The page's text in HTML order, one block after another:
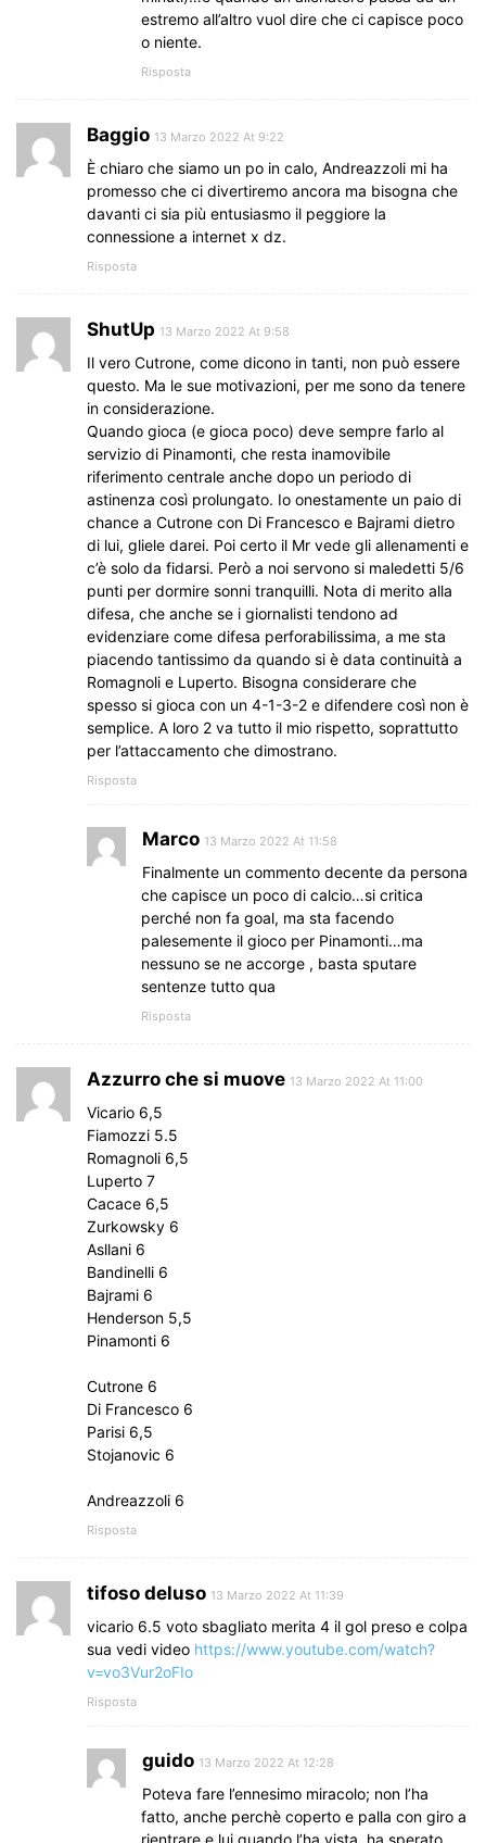
estremo all’altro vuol dire che ci capisce poco
o niente.
Risposta
Baggio 13 Marzo 2022 At 9:22
È chiaro che siamo un po in calo, Andreazzoli mi ha
promesso che ci divertiremo ancora ma bisogna che
davanti ci sia più entusiasmo il peggiore la
connessione a internet x dz.
Risposta
ShutUp 13 Marzo 2022 At 9:58
Il vero Cutrone, come dicono in tanti, non può essere
questo. Ma le sue motivazioni, per me sono da tenere
in considerazione.
Quando gioca (e gioca poco) deve sempre farlo al
servizio di Pinamonti, che resta inamovibile
riferimento centrale anche dopo un periodo di
astinenza così prolungato. Io onestamente un paio di
chance a Cutrone con Di Francesco e Bajrami dietro
di lui, gliele darei. Poi certo il Mr vede gli allenamenti e
c’è solo da fidarsi. Però a noi servono si maledetti 5/6
punti per dormire sonni tranquilli. Nota di merito alla
difesa, che anche se i giornalisti tendono ad
evidenziare come difesa perforabilissima, a me sta
piacendo tantissimo da quando si è data continuità a
Romagnoli e Luperto. Bisogna considerare che
spesso si gioca con un 4-1-3-2 e difendere così non è
semplice. A loro 2 va tutto il mio rispetto, soprattutto
per l’attaccamento che dimostrano.
Risposta
Marco 13 Marzo 2022 At 11:58
Finalmente un commento decente da persona
che capisce un poco di calcio…si critica
perché non fa goal, ma sta facendo
palesemente il gioco per Pinamonti…ma
nessuno se ne accorge , basta sputare
sentenze tutto qua
Risposta
Azzurro che si muove 13 Marzo 2022 At 11:00
Vicario 6,5
Fiamozzi 5.5
Romagnoli 6,5
Luperto 7
Cacace 6,5
Zurkowsky 6
Asllani 6
Bandinelli 6
Bajrami 6
Henderson 5,5
Pinamonti 6
Cutrone 6
Di Francesco 6
Parisi 6,5
Stojanovic 6
Andreazzoli 6
Risposta
tifoso deluso 13 Marzo 2022 At 11:39
vicario 6.5 voto sbagliato merita 4 il gol preso e colpa
sua vedi video https://www.youtube.com/watch?
v=vo3Vur2oFIo
Risposta
guido 13 Marzo 2022 At 12:28
Poteva fare l’ennesimo miracolo; non l’ha
fatto, anche perchè coperto e palla con giro a
rientrare e lui quando l’ha vista, ha sperato